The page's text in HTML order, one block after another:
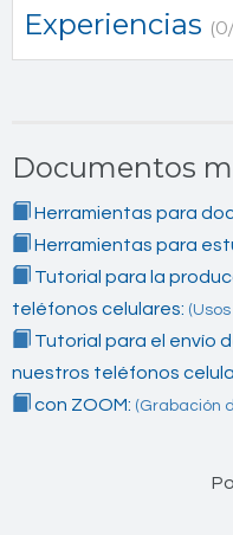
Experiencias
Documentos
Herramientas para
Herramientas para
Tutorial para la
teléfonos celulares:
Tutorial para el envío
nuestros teléfonos
con ZOOM: (Grabación